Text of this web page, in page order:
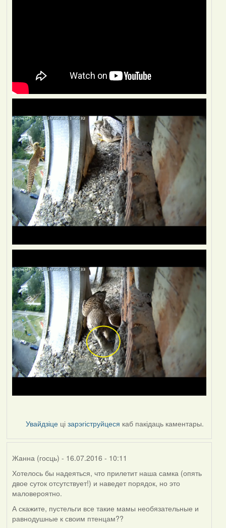
Увайдзіце цізарэгіструйцеся каб пакідаць каментары.
Жанна (госць) - 16.07.2016 - 10:11
Хотелось бы надеяться, что прилетит наша самка (опять
двое суток отсутствует!) и наведет порядок, но это
маловероятно.
А скажите, пустельги все такие мамы необязательные и
равнодушные к своим птенцам??